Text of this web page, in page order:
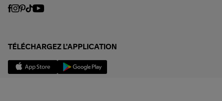
TÉLÉCHARGEZ L'APPLICATION